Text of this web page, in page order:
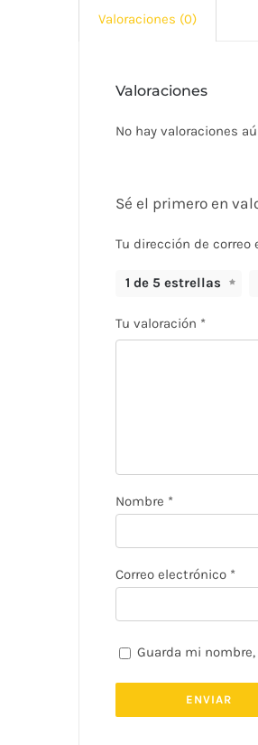
Valoraciones (0)
Valoraciones
No hay valoraciones
Sé el primero en
Tu dirección de
1 de 5 estrellas
Tu valoración *
Nombre *
Correo electrónico *
Guarda mi